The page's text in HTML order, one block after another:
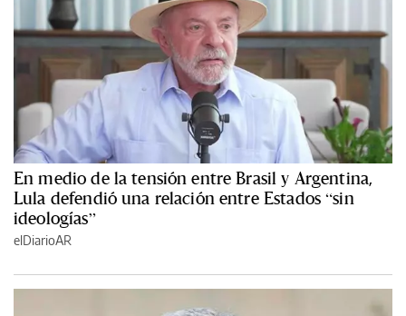
En medio de la tensión entre Brasil y Argentina,
Lula defendió una relación entre Estados “sin
ideologías”
elDiarioAR